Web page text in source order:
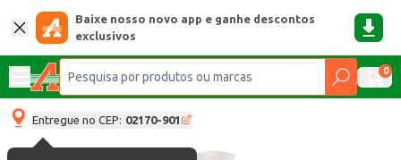
Baixe nosso novo app e ganhe descontos
exclusivos
0
Entregue no CEP: 02170-901